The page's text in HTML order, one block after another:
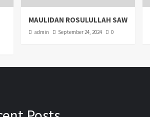
MAULIDAN ROSULULLAH SAW
admin September 24, 2024 0